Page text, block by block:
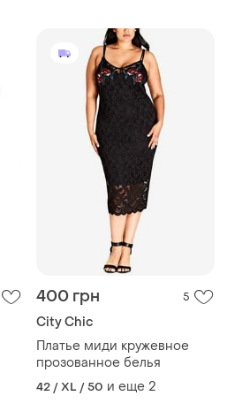
400 грн 5
City Chic
Платье миди кружевное
прозованное белья
42 / XL / 50 и еще 2